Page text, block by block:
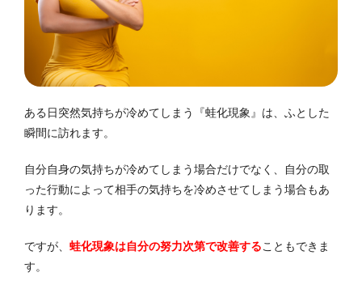
ある日突然気持ちが冷めてしまう『蛙化現象』は、ふとした
瞬間に訪れます。
自分自身の気持ちが冷めてしまう場合だけでなく、自分の取
った行動によって相手の気持ちを冷めさせてしまう場合もあ
ります。
ですが、 蛙化現象は自分の努力次第で改善することもできま
す。